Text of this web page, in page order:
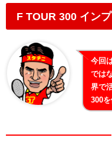
F TOUR 300 イン
今回
では
界で
300を